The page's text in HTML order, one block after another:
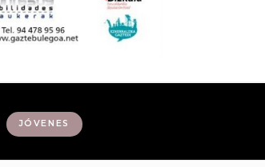
JÓVENES